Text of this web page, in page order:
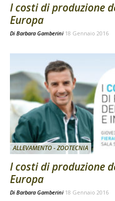
I costi di produzione
Europa
Di Barbara Gamberini 18 Gennaio 2016
ALLEVAMENTO - ZOOTECNIA
I costi di produzione
Europa
Di Barbara Gamberini 18 Gennaio 2016